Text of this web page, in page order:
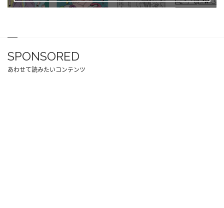
SPONSORED
あわせて読みたいコンテンツ